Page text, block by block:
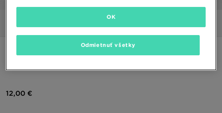
12,00 €
Odmietnuť všetky
OK